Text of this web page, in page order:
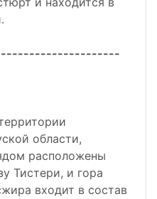
области,
расположены
Тистери, и гора
входит в состав